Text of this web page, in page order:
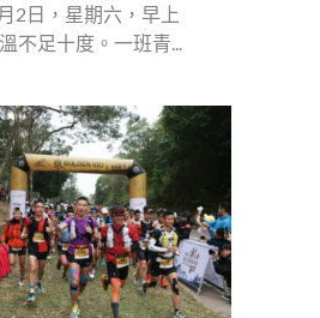
2日，星期六，早上
不足十度。一班青...